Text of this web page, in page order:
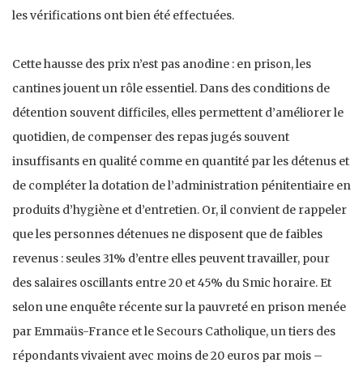
les vérifications ont bien été effectuées.
Cette hausse des prix n’est pas anodine : en prison, les
cantines jouent un rôle essentiel. Dans des conditions de
détention souvent difficiles, elles permettent d’améliorer le
quotidien, de compenser des repas jugés souvent
insuffisants en qualité comme en quantité par les détenus et
de compléter la dotation de l’administration pénitentiaire en
produits d’hygiène et d’entretien. Or, il convient de rappeler
que les personnes détenues ne disposent que de faibles
revenus : seules 31% d’entre elles peuvent travailler, pour
des salaires oscillants entre 20 et 45% du Smic horaire. Et
selon une enquête récente sur la pauvreté en prison menée
par Emmaüs-France et le Secours Catholique, un tiers des
répondants vivaient avec moins de 20 euros par mois –